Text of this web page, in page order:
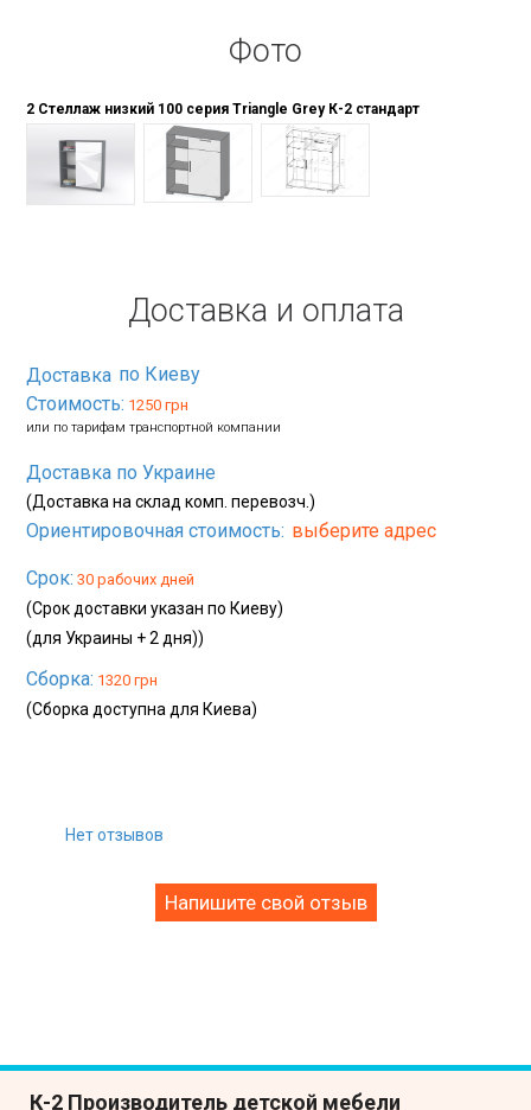
Фото
2 Стеллаж низкий 100 серия Triangle Grey К-2 стандарт
Доставка и оплата
Доставка по Киеву
Стоимость: 1250 грн
или по тарифам транспортной компании
Доставка по Украине
(Доставка на склад комп. перевозч.)
Ориентировочная стоимость: выберите адрес
Срок: 30 рабочих дней
(Срок доставки указан по Киеву)
(для Украины + 2 дня))
Сборка: 1320 грн
(Сборка доступна для Киева)
Нет отзывов
Напишите свой отзыв
К-2 Производитель детской мебели